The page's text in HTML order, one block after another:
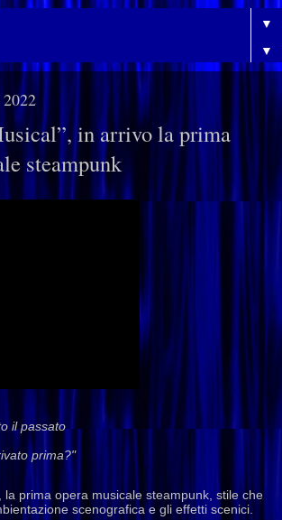
▼
▼
in arrivo la prima
steampunk
il passato
prima?"
la prima opera musicale steampunk, stile che
scenografica e gli effetti scenici.